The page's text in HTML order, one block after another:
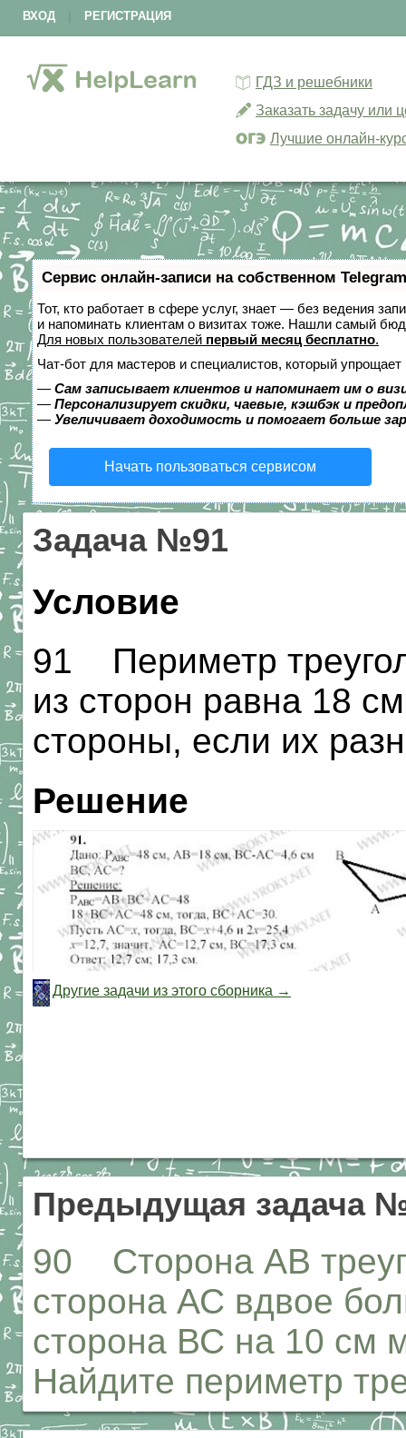
ВХОД РЕГИСТРАЦИЯ
ГДЗ и решебники
Заказать задачу или
Лучшие онлайн-
Сервис онлайн-записи на собственном
Тот, кто работает в сфере услуг, знает — без ведения
и напоминать клиентам о визитах тоже. Нашли самый
Для новых пользователей первый месяц бесплатно.
Чат-бот для мастеров и специалистов, который упрощает
— Сам записывает клиентов и напоминает им о
— Персонализирует скидки, чаевые, кэшбэк и
— Увеличивает доходимость и помогает больше
Начать пользоваться сервисом
Задача №91
Условие
91 Периметр
из сторон равна 18
стороны, если их
Решение
Другие задачи из этого сборника →
Предыдущая задача
90 Сторона АВ
сторона АС вдвое
сторона ВС на 10 см
Найдите периметр